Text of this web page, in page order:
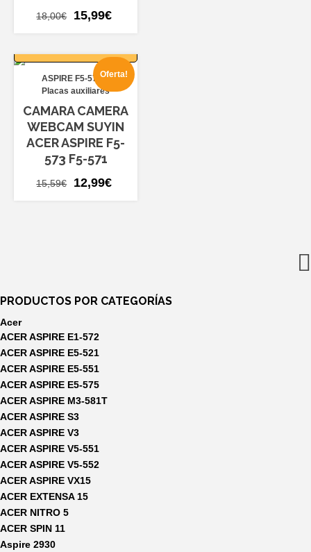
18,00€
El
era:
18,00€.
15,99€
es:
15,99€.
Oferta!
ASPIRE F5-573
Placas auxiliares
CAMARA CAMERA
WEBCAM SUYIN
ACER ASPIRE F5-
573 F5-571
15,59€
El
12,99€
PRODUCTOS POR CATEGORÍAS
Acer
ACER ASPIRE E1-572
ACER ASPIRE E5-521
ACER ASPIRE E5-551
ACER ASPIRE E5-575
ACER ASPIRE M3-581T
ACER ASPIRE S3
ACER ASPIRE V3
ACER ASPIRE V5-551
ACER ASPIRE V5-552
ACER ASPIRE VX15
ACER EXTENSA 15
ACER NITRO 5
ACER SPIN 11
Aspire 2930